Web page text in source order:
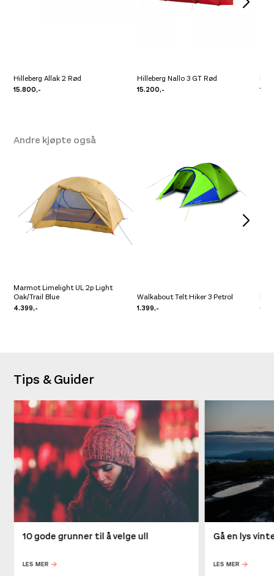
Teltplugger: 16 Y-Peg UL
Hilleberg Allak 2 Rød
15.800,-
Hilleberg Nallo 3 GT Rød
15.200,-
Andre kjøpte også
Marmot Limelight UL 2p Light
Oak/Trail Blue
4.399,-
Walkabout Telt Hiker 3 Petrol
1.399,-
Tips & Guider
10 gode grunner til å velge ull
LES MER
Gå en lys
LES MER